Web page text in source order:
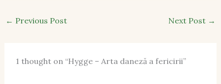
← Previous Post Next Post →
1 thought on “Hygge – Arta daneză a fericirii”